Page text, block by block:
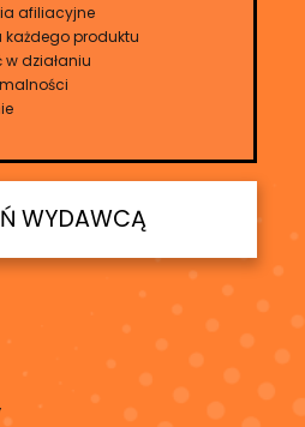
afiliacyjne
produktu
w działaniu
WYDAWCĄ